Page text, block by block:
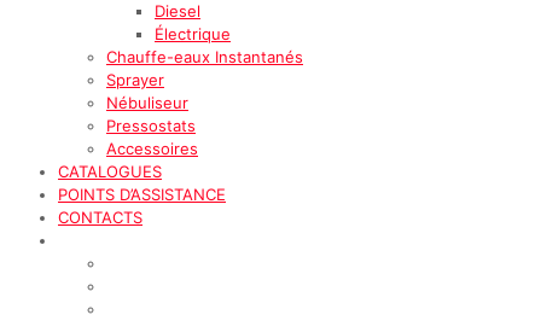
Diesel
Électrique
Chauffe-eaux Instantanés
Sprayer
Nébuliseur
Pressostats
Accessoires
CATALOGUES
POINTS D’ASSISTANCE
CONTACTS